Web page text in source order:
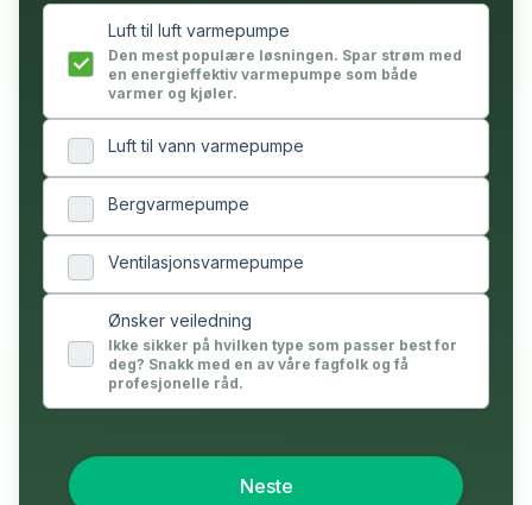
Luft til luft varmepumpe
Den mest populære løsningen. Spar strøm med
en energieffektiv varmepumpe som både
varmer og kjøler.
Luft til vann varmepumpe
Bergvarmepumpe
Ventilasjonsvarmepumpe
Ønsker veiledning
Ikke sikker på hvilken type som passer best for
deg? Snakk med en av våre fagfolk og få
profesjonelle råd.
Neste